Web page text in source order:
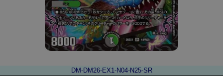
DM-DM26-EX1-N04-N25-SR